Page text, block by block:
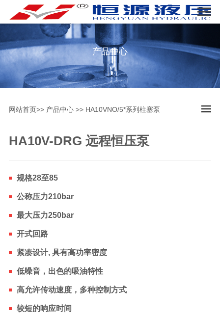
产品中心
网站首页>> 产品中心>> HA10VNO/5*系列柱塞泵
HA10V-DRG 远程恒压泵
规格28至85
公称压力210bar
最大压力250bar
开式回路
紧凑设计, 具有高功率密度
低噪音，出色的吸油特性
高允许传动速度，多种控制方式
较短的响应时间